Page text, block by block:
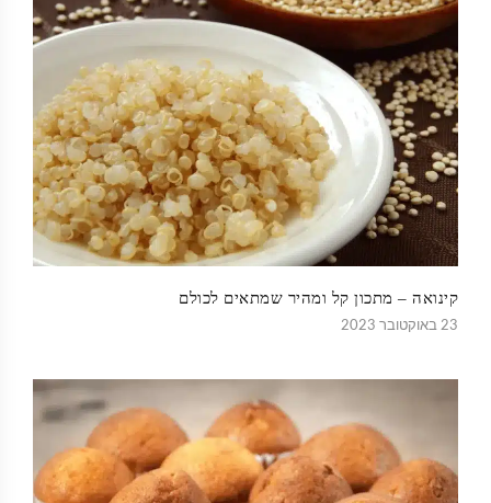
קינואה – מתכון קל ומהיר שמתאים לכולם
23 באוקטובר 2023